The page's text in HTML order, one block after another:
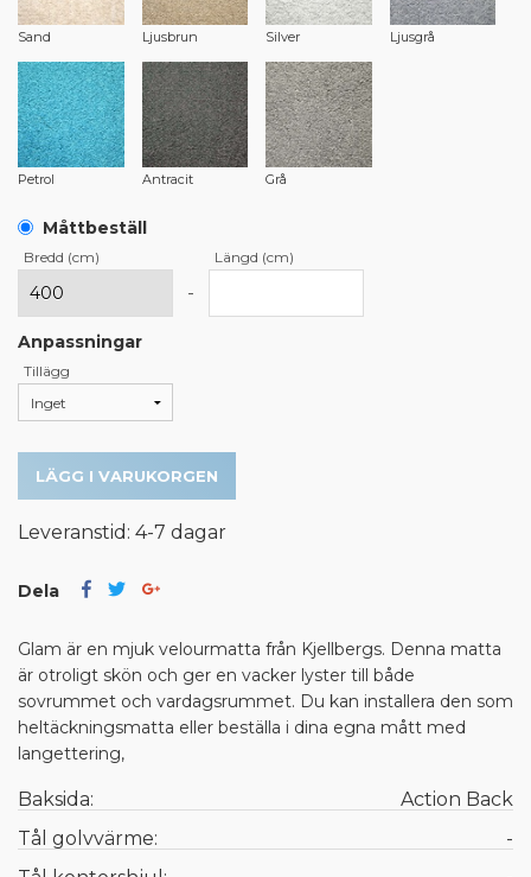
Sand Ljusbrun Silver Ljusgrå
Petrol Antracit Grå
Måttbeställ
Bredd (cm)
-
Längd (cm)
Anpassningar
Tillägg
LÄGG I VARUKORGEN
Leveranstid: 4-7 dagar
Dela
Glam är en mjuk velourmatta från Kjellbergs. Denna matta
är otroligt skön och ger en vacker lyster till både
sovrummet och vardagsrummet. Du kan installera den som
heltäckningsmatta eller beställa i dina egna mått med
langettering,
Baksida:
Action Back
Tål golvvärme:
-